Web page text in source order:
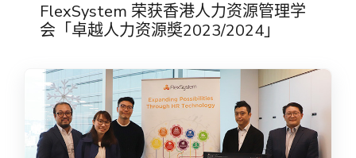
FlexSystem 荣获香港人力资源管理学
会「卓越人力资源奬2023/2024」